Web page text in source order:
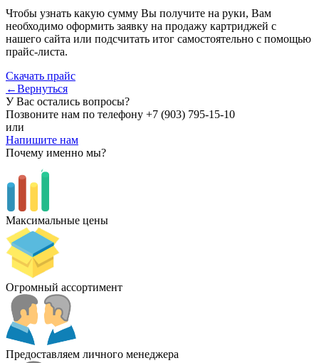
Чтобы узнать какую сумму Вы получите на руки, Вам
необходимо оформить заявку на продажу картриджей с
нашего сайта или подсчитать итог самостоятельно с помощью
прайс-листа.
Скачать прайс
←Вернуться
У Вас остались вопросы?
Позвоните нам по телефону +7 (903) 795-15-10
или
Напишите нам
Почему именно мы?
Максимальные цены
Огромный ассортимент
Предоставляем личного менеджера